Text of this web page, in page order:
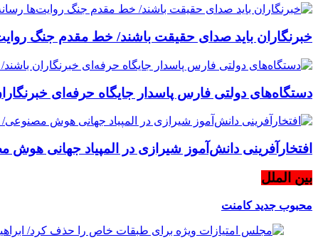
خبرنگاران باید صدای حقیقت باشند/ خط مقدم جنگ
دستگاه‌های دولتی فارس پاسدار جایگاه حرفه‌ای
افتخارآفرینی دانش‌آموز شیرازی در المپیاد جهانی
بین الملل
محبوب جدیدکامنت